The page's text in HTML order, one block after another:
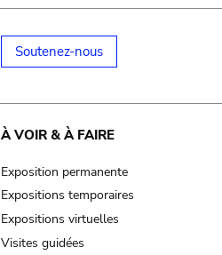
Soutenez-nous
À VOIR & À FAIRE
Exposition permanente
Expositions temporaires
Expositions virtuelles
Visites guidées